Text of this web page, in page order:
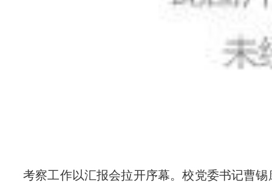
考察工作以汇报会拉开序幕。校党委书记曹